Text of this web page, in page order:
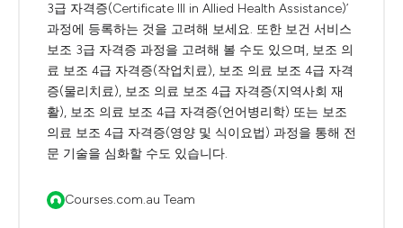
3급 자격증(Certificate III in Allied Health Assistance)’
과정에 등록하는 것을 고려해 보세요. 또한 보건 서비스
보조 3급 자격증 과정을 고려해 볼 수도 있으며, 보조 의
료 보조 4급 자격증(작업치료), 보조 의료 보조 4급 자격
증(물리치료), 보조 의료 보조 4급 자격증(지역사회 재
활), 보조 의료 보조 4급 자격증(언어병리학) 또는 보조
의료 보조 4급 자격증(영양 및 식이요법) 과정을 통해 전
문 기술을 심화할 수도 있습니다.
Courses.com.au Team